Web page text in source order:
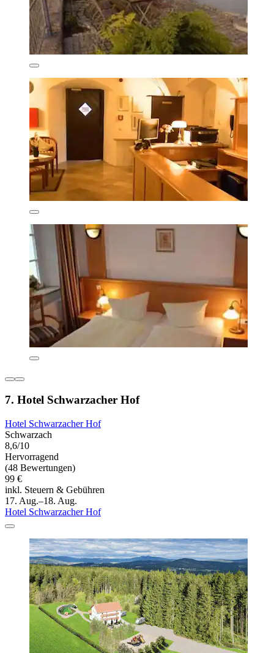
7. Hotel Schwarzacher Hof
Hotel Schwarzacher Hof
Schwarzach
8,6/10
Hervorragend
(48 Bewertungen)
99 €
inkl. Steuern & Gebühren
17. Aug.–18. Aug.
Hotel Schwarzacher Hof